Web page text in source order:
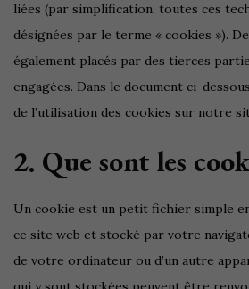
liées (par simplification, toutes ces
désignées par le terme « cookies »).
également placés par des tierces
engagées. Dans le document ci-
de l’utilisation des cookies sur notre
2. Que sont les
Un cookie est un petit fichier simple
ce site web et stocké par votre
de votre ordinateur ou d’un autre